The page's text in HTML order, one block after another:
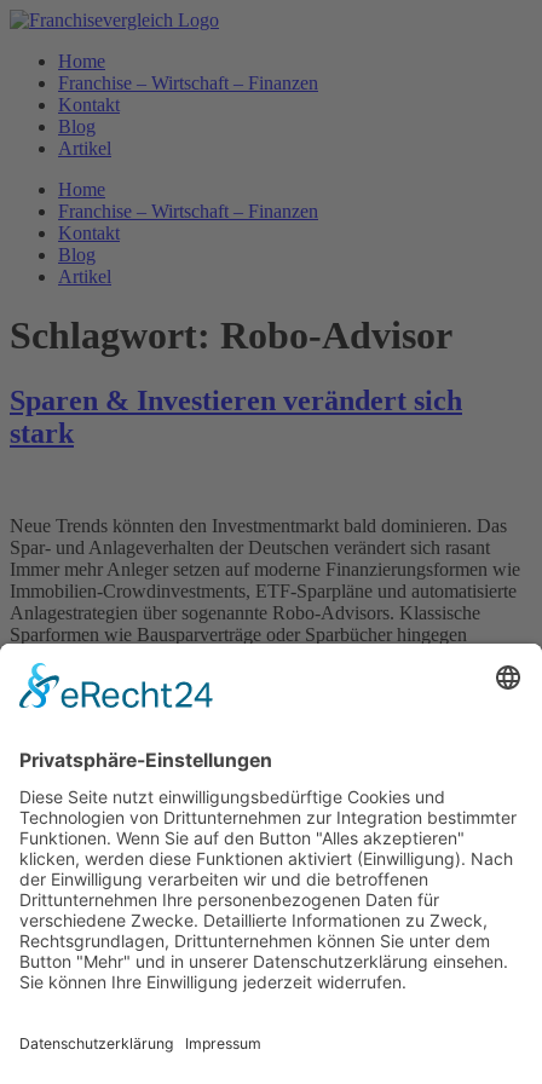
Zum
springenHome
Franchise – Wirtschaft – Finanzen
Kontakt
Blog
Artikel
Home
Franchise – Wirtschaft – Finanzen
Kontakt
Blog
Artikel
Schlagwort: Robo-Advisor
Sparen & Investieren verändert sich
stark
Neue Trends könnten den Investmentmarkt bald dominieren. Das
Spar- und Anlageverhalten der Deutschen verändert sich rasant
Immer mehr Anleger setzen auf moderne Finanzierungsformen wie
Immobilien-Crowdinvestments, ETF-Sparpläne und automatisierte
Anlagestrategien über sogenannte Robo-Advisors. Klassische
Sparformen wie Bausparverträge oder Sparbücher hingegen
Finanzexpertin bei Finanz-land.de, hat sich die Nachfrage nach
ETF-Sparplänen […]
Impressum
Datenschutz
Kooperation
Werbung
Presse- und Öffentlichkeitsarbeit
Aktuelles
Themenwelt